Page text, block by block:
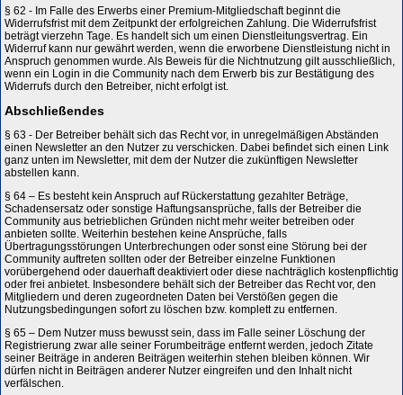
§ 62 - Im Falle des Erwerbs einer Premium-Mitgliedschaft beginnt die
Widerrufsfrist mit dem Zeitpunkt der erfolgreichen Zahlung. Die Widerrufsfrist
beträgt vierzehn Tage. Es handelt sich um einen Dienstleitungsvertrag. Ein
Widerruf kann nur gewährt werden, wenn die erworbene Dienstleistung nicht in
Anspruch genommen wurde. Als Beweis für die Nichtnutzung gilt ausschließlich,
wenn ein Login in die Community nach dem Erwerb bis zur Bestätigung des
Widerrufs durch den Betreiber, nicht erfolgt ist.
Abschließendes
§ 63 - Der Betreiber behält sich das Recht vor, in unregelmäßigen Abständen
einen Newsletter an den Nutzer zu verschicken. Dabei befindet sich einen Link
ganz unten im Newsletter, mit dem der Nutzer die zukünftigen Newsletter
abstellen kann.
§ 64 – Es besteht kein Anspruch auf Rückerstattung gezahlter Beträge,
Schadensersatz oder sonstige Haftungsansprüche, falls der Betreiber die
Community aus betrieblichen Gründen nicht mehr weiter betreiben oder
anbieten sollte. Weiterhin bestehen keine Ansprüche, falls
Übertragungsstörungen Unterbrechungen oder sonst eine Störung bei der
Community auftreten sollten oder der Betreiber einzelne Funktionen
vorübergehend oder dauerhaft deaktiviert oder diese nachträglich kostenpflichtig
oder frei anbietet. Insbesondere behält sich der Betreiber das Recht vor, den
Mitgliedern und deren zugeordneten Daten bei Verstößen gegen die
Nutzungsbedingungen sofort zu löschen bzw. komplett zu entfernen.
§ 65 – Dem Nutzer muss bewusst sein, dass im Falle seiner Löschung der
Registrierung zwar alle seiner Forumbeiträge entfernt werden, jedoch Zitate
seiner Beiträge in anderen Beiträgen weiterhin stehen bleiben können. Wir
dürfen nicht in Beiträgen anderer Nutzer eingreifen und den Inhalt nicht
verfälschen.